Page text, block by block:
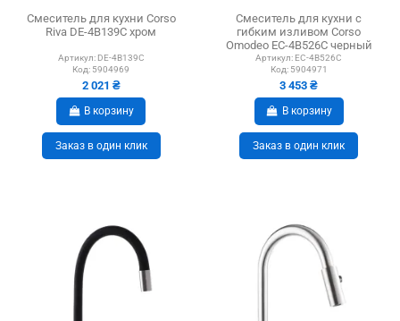
Смеситель для кухни Corso
Riva DE-4B139C хром
Артикул: DE-4B139C
Код: 5904969
2 021 ₴
В корзину
Заказ в один клик
Смеситель для кухни с
гибким изливом Corso
Omodeo EC-4B526C черный
Артикул: EC-4B526C
Код: 5904971
3 453 ₴
В корзину
Заказ в один клик